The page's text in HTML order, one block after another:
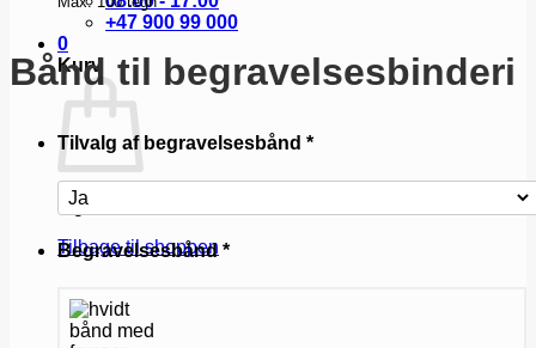
+47 900 99 000
0
Kurv
Ingen varer i kurven.
Tilbage til shoppen
Bånd til begravelsesbinderi
Tilvalg af begravelsesbånd *
Begravelsesbånd*